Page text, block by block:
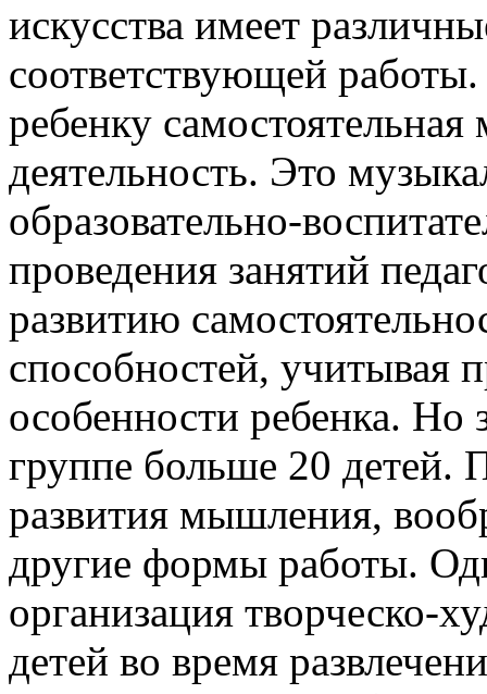
искусства имеет
соответствующей
ребенку
деятельность. Это
образовательно-
проведения занятий
развитию
способностей, учитывая
особенности ребенка. Но
группе больше 20 детей.
развития мышления,
другие формы работы.
организация творческо-
детей во время